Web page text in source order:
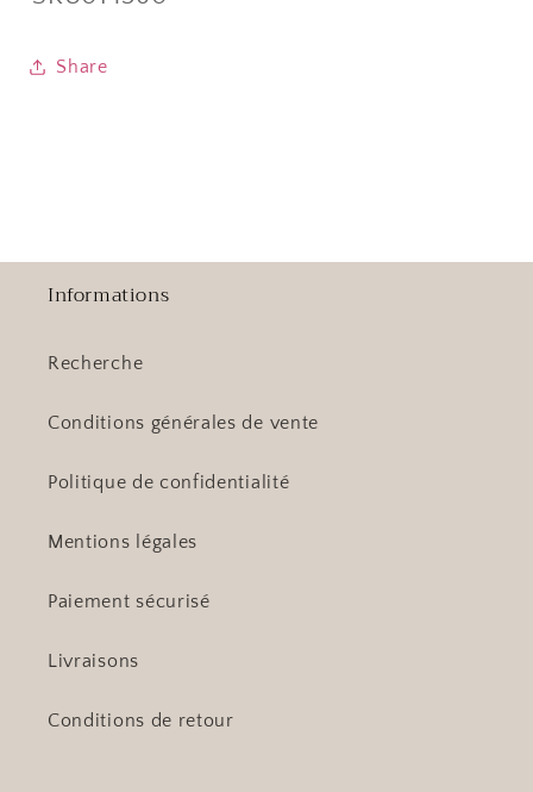
Share
Informations
Recherche
Conditions générales de vente
Politique de confidentialité
Mentions légales
Paiement sécurisé
Livraisons
Conditions de retour